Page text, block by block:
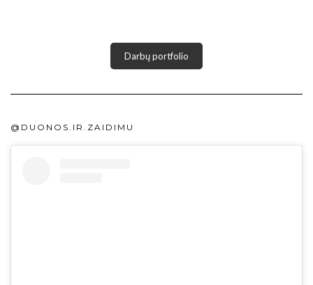
Darbų portfolio
@DUONOS.IR.ZAIDIMU